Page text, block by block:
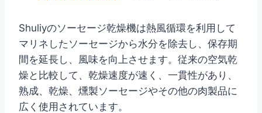
Shuliyのソーセージ乾燥機は熱風循環を利用して
マリネしたソーセージから水分を除去し、保存期
間を延長し、風味を向上させます。従来の空気乾
燥と比較して、乾燥速度が速く、一貫性があり、
熟成、乾燥、燻製ソーセージやその他の肉製品に
広く使用されています。